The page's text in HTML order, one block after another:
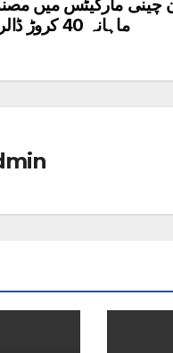
چینی مارکیٹس میں
ماہانہ 40 کروڑ ڈالرز حاصل کر سکے گا